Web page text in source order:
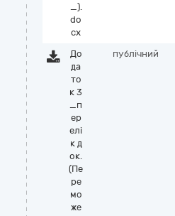
_).
do
cx
До
да
то
к 3
_п
ер
елі
к д
ок.
(Пе
ре
мо
же
публічний